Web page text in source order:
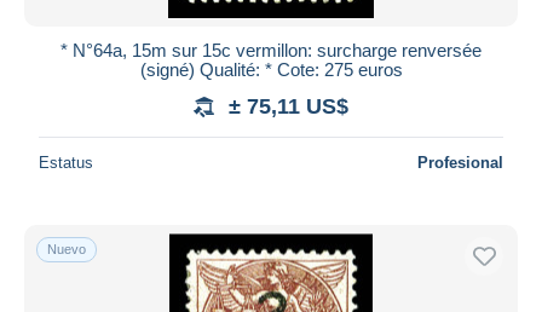
* N°64a, 15m sur 15c vermillon: surcharge renversée
(signé) Qualité: * Cote: 275 euros
± 75,11 US$
Estatus Profesional
Nuevo